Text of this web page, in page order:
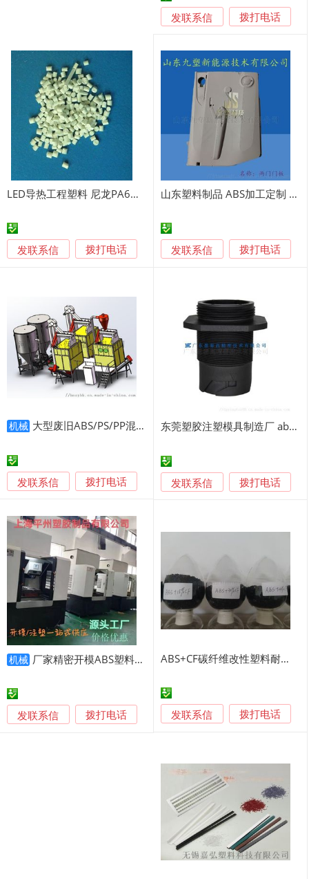
发联系信 拨打电话
LED导热工程塑料 尼龙PA6基材导热绝缘塑料
发联系信 拨打电话
山东塑料制品 ABS加工定制 ABS注塑加工
发联系信 拨打电话
机械 大型废旧ABS/PS/PP混合塑料高纯度分选
发联系信 拨打电话
东莞塑胶注塑模具制造厂 abs塑料产品 线束连接件
发联系信 拨打电话
机械 厂家精密开模ABS塑料医疗器械医疗仪器产品定制
发联系信 拨打电话
ABS+CF碳纤维改性塑料耐热厂家直销可定制
发联系信 拨打电话